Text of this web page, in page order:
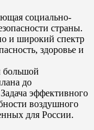
социально-
страны.
и широкий спектр
здоровье и
большой
до
эффективного
воздушного
для России.